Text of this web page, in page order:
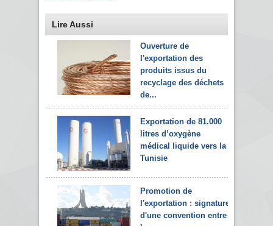
Lire Aussi
Ouverture de
l'exportation des
produits issus du
recyclage des déchets
de...
Exportation de 81.000
litres d’oxygène
médical liquide vers la
Tunisie
Promotion de
l'exportation : signature
d'une convention entre